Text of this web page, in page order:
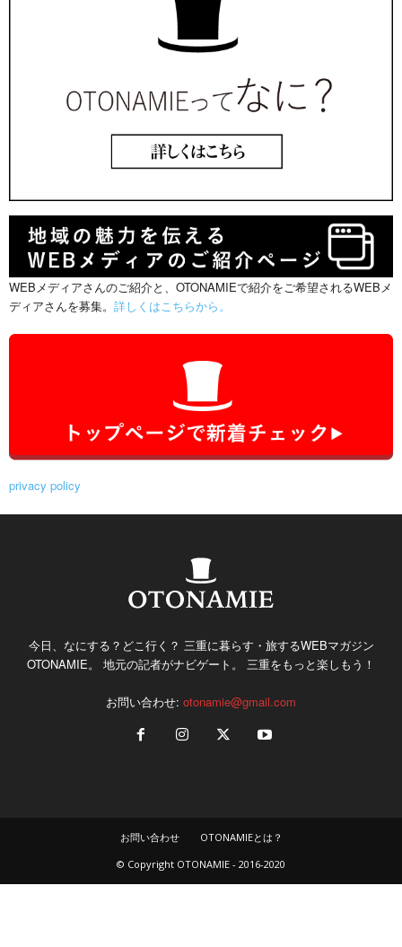
WEBメディアさんのご紹介と、OTONAMIEで紹介をご希望されるWEBメ
ディアさんを募集。 詳しくはこちらから。
privacy policy
今日、なにする？どこ行く？ 三重に暮らす・旅するWEBマガジン
OTONAMIE。 地元の記者がナビゲート。 三重をもっと楽しもう！
お問い合わせ: otonamie@gmail.com
お問い合わせ
OTONAMIEとは？
© Copyright OTONAMIE - 2016-2020